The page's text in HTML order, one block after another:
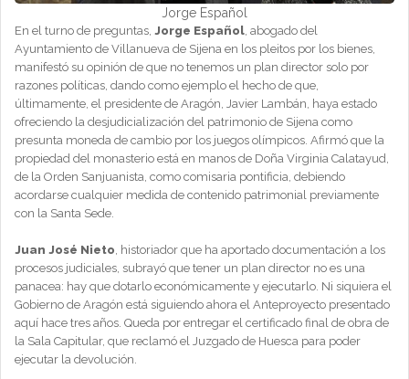
Jorge Español
En el turno de preguntas, Jorge Español, abogado del
Ayuntamiento de Villanueva de Sijena en los pleitos por los bienes,
manifestó su opinión de que no tenemos un plan director solo por
razones políticas, dando como ejemplo el hecho de que,
últimamente, el presidente de Aragón, Javier Lambán, haya estado
ofreciendo la desjudicialización del patrimonio de Sijena como
presunta moneda de cambio por los juegos olímpicos. Afirmó que la
propiedad del monasterio está en manos de Doña Virginia Calatayud,
de la Orden Sanjuanista, como comisaria pontificia, debiendo
acordarse cualquier medida de contenido patrimonial previamente
con la Santa Sede.
Juan José Nieto, historiador que ha aportado documentación a los
procesos judiciales, subrayó que tener un plan director no es una
panacea: hay que dotarlo económicamente y ejecutarlo. Ni siquiera el
Gobierno de Aragón está siguiendo ahora el Anteproyecto presentado
aquí hace tres años. Queda por entregar el certificado final de obra de
la Sala Capitular, que reclamó el Juzgado de Huesca para poder
ejecutar la devolución.